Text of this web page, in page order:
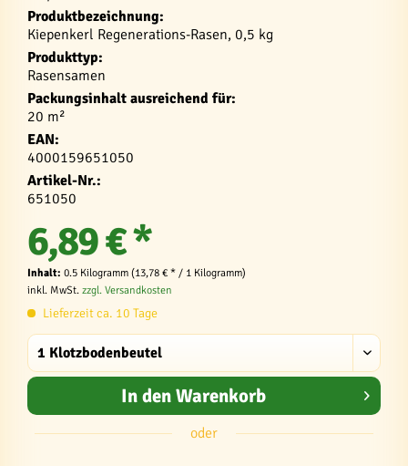
Produktbezeichnung:
Kiepenkerl Regenerations-Rasen, 0,5 kg
Produkttyp:
Rasensamen
Packungsinhalt ausreichend für:
20 m²
EAN:
4000159651050
Artikel-Nr.:
651050
6,89 € *
Inhalt: 0.5 Kilogramm (13,78 € * / 1 Kilogramm)
inkl. MwSt. zzgl. Versandkosten
Lieferzeit ca. 10 Tage
In den Warenkorb
oder